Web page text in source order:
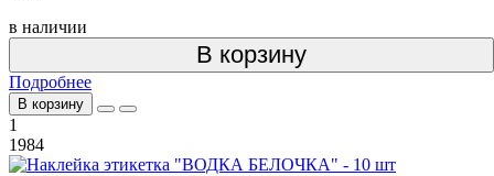
в наличии
В корзину
Подробнее
В корзину
1
1984